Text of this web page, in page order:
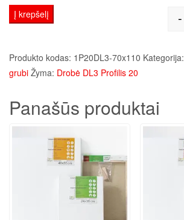
-
Į krepšelį
Produkto kodas: 1P20DL3-70x110 Kategorija:
grubi Žyma: Drobė DL3 Profilis 20
Panašūs produktai